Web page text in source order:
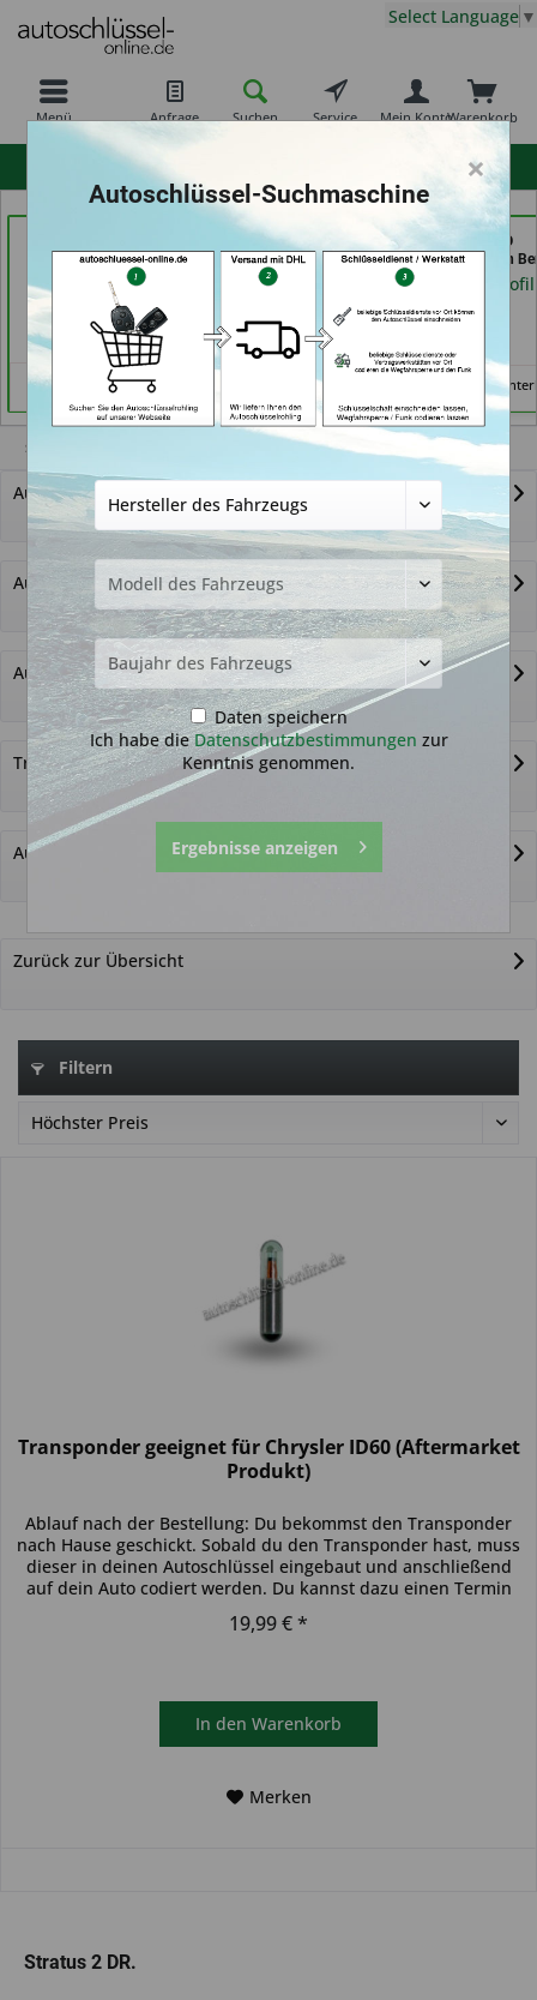
Menü Anfrage Suchen Service Warenkorb
Mein Konto
Select Language ▼
Nürnberg)
Händlerprofil
Carkeys Augsburg &
ECU Service
Mobilservice (in
Händlerprofil
KEYHERO
Autoschlüssel (in
Händlerprofil
Keine Services
Stratus 2 DR.
Autoschlüssel mit Funk
Autoschlüssel ohne Funk
Autoschlüsselgehäuse und Zubehör
Transponder
Autoschlüssel nicht gefunden?
Zurück zur Übersicht
Filtern
Transponder geeignet für Chrysler ID60 (Aftermarket
Produkt)
Ablauf nach der Bestellung: Du bekommst den Transponder
nach Hause geschickt. Sobald du den Transponder hast, muss
dieser in deinen Autoschlüssel eingebaut und anschließend
auf dein Auto codiert werden. Du kannst dazu einen Termin
19,99 € *
In den Warenkorb
Merken
Stratus 2 DR.
×
Autoschlüssel-Suchmaschine
Daten speichern
Ich habe dieDatenschutzbestimmungen zur
Kenntnis genommen.
Ergebnisse anzeigen